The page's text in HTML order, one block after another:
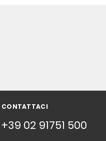
CONTATTACI
+39 02 91751 500